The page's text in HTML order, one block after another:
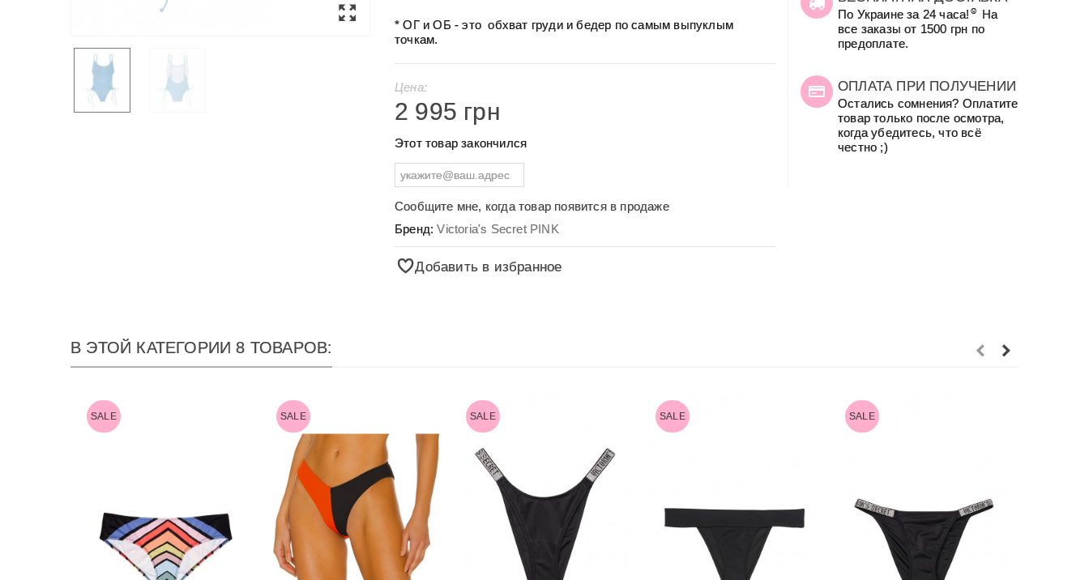
* ОГ и ОБ - это обхват груди и бедер по самым выпуклым
точкам.
Цена:
2 995 грн
Этот товар закончился
Сообщите мне, когда товар появится в продаже
Бренд:Victoria's Secret PINK
Добавить в избранное
По Украине за 24 часа! ☺
На
все заказы от 1500 грн по
предоплате.
ОПЛАТА ПРИ ПОЛУЧЕНИИ
Остались сомнения? Оплатите
товар только после осмотра,
когда убедитесь, что всё
честно ;)
В ЭТОЙ КАТЕГОРИИ 8 ТОВАРОВ:
SALE SALE SALE SALE SALE